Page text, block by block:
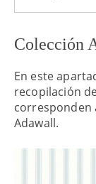
Colección
En este
recopilación
corresponden
Adawall.